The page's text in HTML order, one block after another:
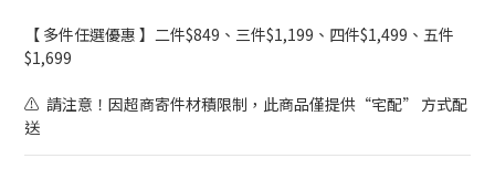
【 多件任選優惠 】二件$849、三件$1,199、四件$1,499、五件
$1,699
⚠️  請注意！因超商寄件材積限制，此商品僅提供“宅配” 方式配
送